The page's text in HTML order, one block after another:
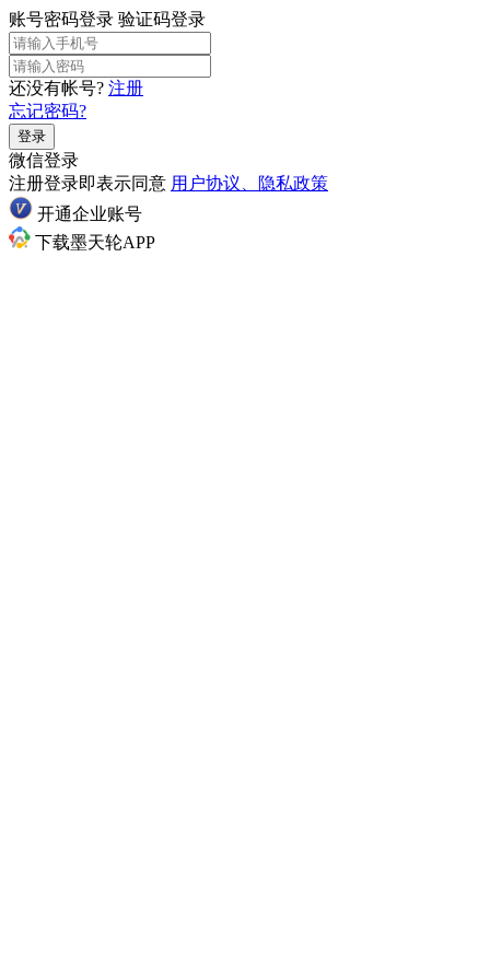
账号密码登录 验证码登录
还没有帐号? 注册
忘记密码?
登录
微信登录
注册登录即表示同意 用户协议、隐私政策
开通企业账号
下载墨天轮APP